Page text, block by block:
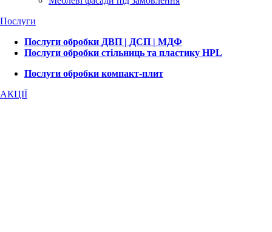
Послуги
Послуги обробки ДВП | ДСП | МДФ
Послуги обробки стільниць та пластику HPL
Послуги обробки компакт-плит
АКЦІЇ